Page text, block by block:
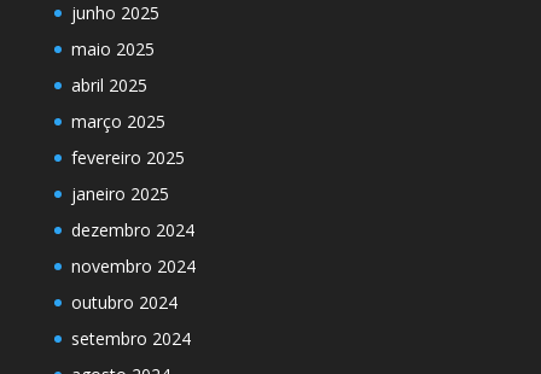
junho 2025
maio 2025
abril 2025
março 2025
fevereiro 2025
janeiro 2025
dezembro 2024
novembro 2024
outubro 2024
setembro 2024